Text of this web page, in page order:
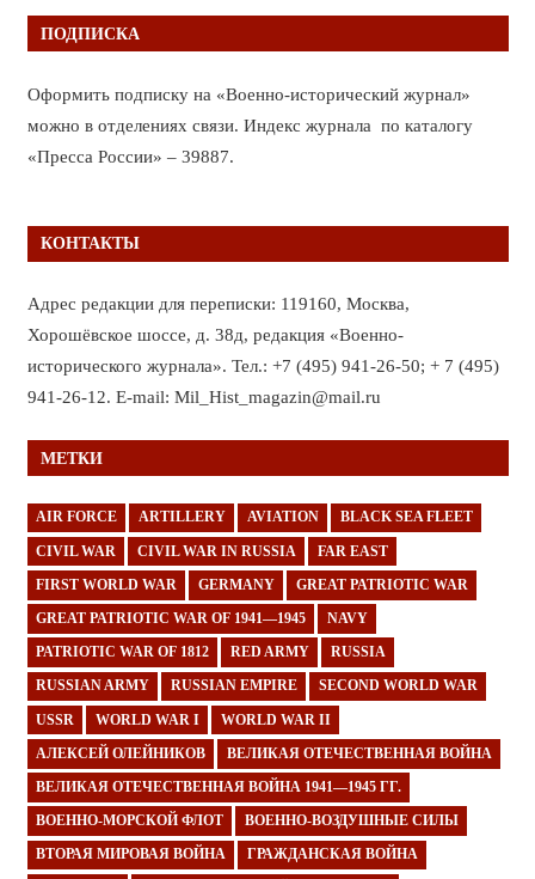
ПОДПИСКА
Оформить подписку на «Военно-исторический журнал»
можно в отделениях связи. Индекс журнала по каталогу
«Пресса России» – 39887.
КОНТАКТЫ
Адрес редакции для переписки: 119160, Москва,
Хорошёвское шоссе, д. 38д, редакция «Военно-
исторического журнала». Тел.: +7 (495) 941-26-50; + 7 (495)
941-26-12. E-mail: Mil_Hist_magazin@mail.ru
МЕТКИ
AIR FORCE ARTILLERY AVIATION BLACK SEA FLEET
CIVIL WAR CIVIL WAR IN RUSSIA FAR EAST
FIRST WORLD WAR GERMANY GREAT PATRIOTIC WAR
GREAT PATRIOTIC WAR OF 1941—1945 NAVY
PATRIOTIC WAR OF 1812 RED ARMY RUSSIA
RUSSIAN ARMY RUSSIAN EMPIRE SECOND WORLD WAR
USSR WORLD WAR I WORLD WAR II
АЛЕКСЕЙ ОЛЕЙНИКОВ ВЕЛИКАЯ ОТЕЧЕСТВЕННАЯ ВОЙНА
ВЕЛИКАЯ ОТЕЧЕСТВЕННАЯ ВОЙНА 1941—1945 ГГ.
ВОЕННО-МОРСКОЙ ФЛОТ ВОЕННО-ВОЗДУШНЫЕ СИЛЫ
ВТОРАЯ МИРОВАЯ ВОЙНА ГРАЖДАНСКАЯ ВОЙНА